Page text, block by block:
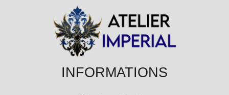
INFORMATIONS